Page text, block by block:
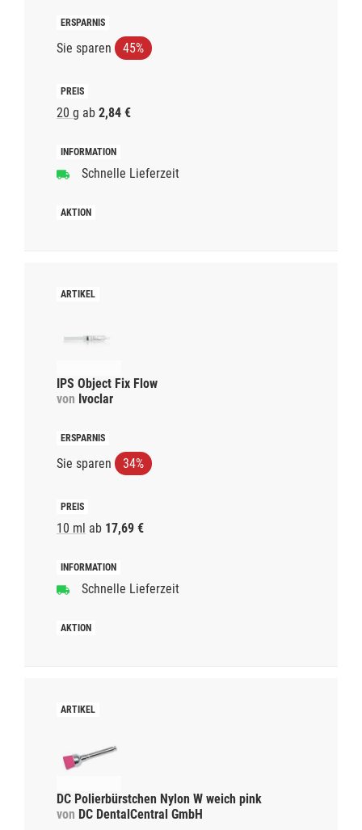
Sie sparen 45%
20 g ab 2,84 €
Schnelle Lieferzeit
IPS Object Fix Flow
von Ivoclar
Sie sparen 34%
10 ml ab 17,69 €
Schnelle Lieferzeit
DC Polierbürstchen Nylon W weich pink
von DC DentalCentral GmbH